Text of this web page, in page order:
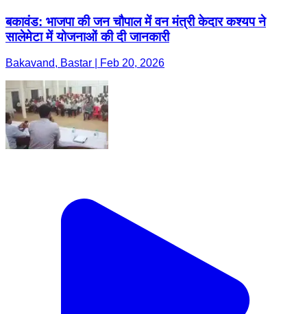
बकावंड: भाजपा की जन चौपाल में वन मंत्री केदार कश्यप ने
सालेमेटा में योजनाओं की दी जानकारी
Bakavand, Bastar | Feb 20, 2026